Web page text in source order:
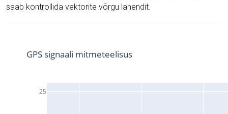
saab kontrollida vektorite võrgu lahendit.
25
GPS signaali mitmeteelisus